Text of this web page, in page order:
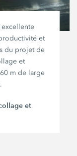
et
du projet de
et
60 mde large
et